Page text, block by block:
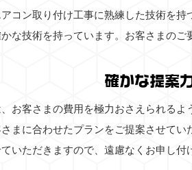
コン取り付け工事に熟練した技術を
な技術を持っています。お客さまの
確かな提案
お客さまの費用を極力おさえられる
まに合わせたプランをご提案させて
いただきますので、遠慮なくお申し付